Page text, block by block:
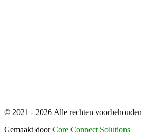
© 2021 - 2026 Alle rechten voorbehouden
Gemaakt doorCore Connect Solutions